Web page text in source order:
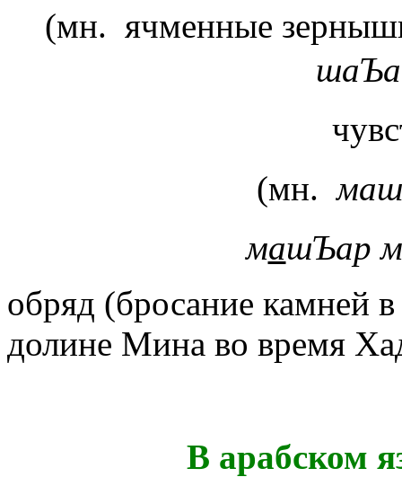
(мн.
машЪар м
обряд (бросание камней
долине Мина во время
В арабском